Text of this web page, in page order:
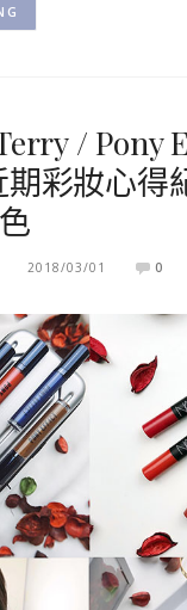
/ Pony
彩妝心得
2018/03/01 0